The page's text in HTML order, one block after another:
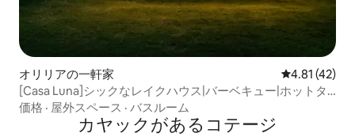
オリリアの一軒家 レビュー42
4.81 (42)
[Casa Luna]シックなレイクハウス|バーベキュー|ホットタ
ブ|湖の眺望
価格 · 屋外スペース · バスルーム
カヤックがあるコテージ